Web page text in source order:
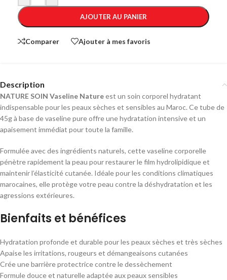
AJOUTER AU PANIER
Comparer Ajouter à mes favoris
Description
NATURE SOIN Vaseline Natureest un soin corporel hydratant
indispensable pour les peaux sèches et sensibles au Maroc. Ce tube de
45g à base de vaseline pure offre une hydratation intensive et un
apaisement immédiat pour toute la famille.
Formulée avec des ingrédients naturels, cette vaseline corporelle
pénètre rapidement la peau pour restaurer le film hydrolipidique et
maintenir l’élasticité cutanée. Idéale pour les conditions climatiques
marocaines, elle protège votre peau contre la déshydratation et les
agressions extérieures.
Bienfaits et bénéfices
Hydratation profonde et durable pour les peaux sèches et très sèches
Apaise les irritations, rougeurs et démangeaisons cutanées
Crée une barrière protectrice contre le dessèchement
Formule douce et naturelle adaptée aux peaux sensibles